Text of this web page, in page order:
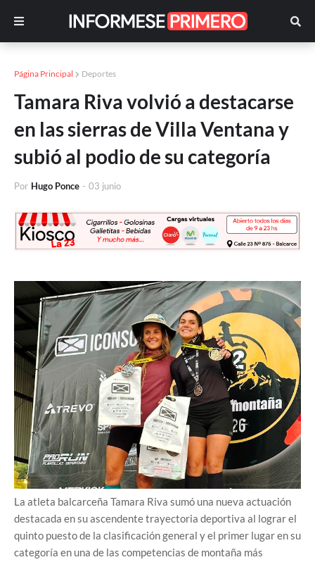
Página Principal Deportes
Tamara Riva volvió a destacarse
en las sierras de Villa Ventana y
subió al podio de su categoría
Por Hugo Ponce - 03 junio
La atleta balcarceña Tamara Riva sumó una nueva actuación
destacada en su ascendente trayectoria deportiva al lograr el
quinto puesto de la clasificación general y el primer lugar en su
categoría en una de las competencias de montaña más